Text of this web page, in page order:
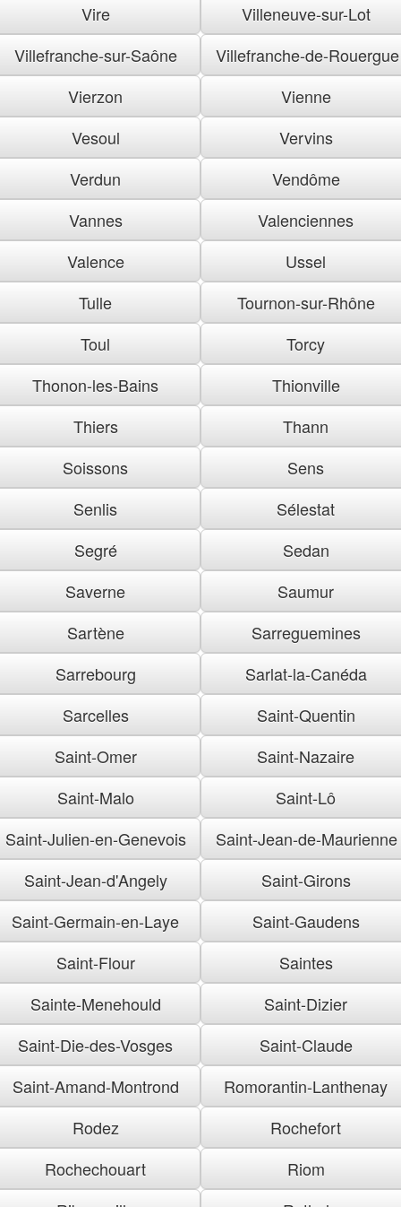
Vire
Villeneuve-sur-Lot
Villefranche-sur-Saône
Villefranche-de-Rouergue
Vierzon
Vienne
Vesoul
Vervins
Verdun
Vendôme
Vannes
Valenciennes
Valence
Ussel
Tulle
Tournon-sur-Rhône
Toul
Torcy
Thonon-les-Bains
Thionville
Thiers
Thann
Soissons
Sens
Senlis
Sélestat
Segré
Sedan
Saverne
Saumur
Sartène
Sarreguemines
Sarrebourg
Sarlat-la-Canéda
Sarcelles
Saint-Quentin
Saint-Omer
Saint-Nazaire
Saint-Malo
Saint-Lô
Saint-Julien-en-Genevois
Saint-Jean-de-Maurienne
Saint-Jean-d'Angely
Saint-Girons
Saint-Germain-en-Laye
Saint-Gaudens
Saint-Flour
Saintes
Sainte-Menehould
Saint-Dizier
Saint-Die-des-Vosges
Saint-Claude
Saint-Amand-Montrond
Romorantin-Lanthenay
Rodez
Rochefort
Rochechouart
Riom